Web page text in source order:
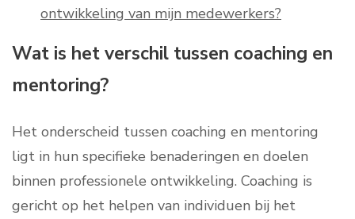
ontwikkeling van mijn medewerkers?
Wat is het verschil tussen coaching en
mentoring?
Het onderscheid tussen coaching en mentoring
ligt in hun specifieke benaderingen en doelen
binnen professionele ontwikkeling. Coaching is
gericht op het helpen van individuen bij het